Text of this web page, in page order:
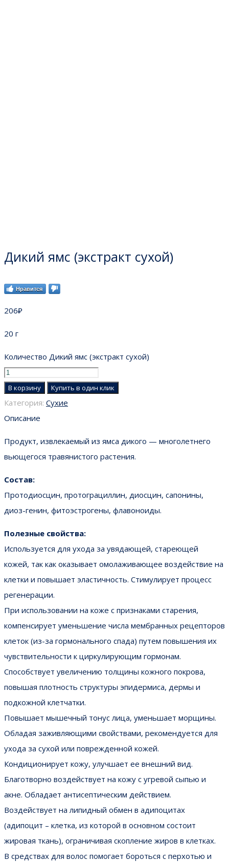
Дикий ямс (экстракт сухой)
Нравится
206₽
20 г
Количество Дикий ямс (экстракт сухой)
В корзину Купить в один клик
Категория: Сухие
Описание
Продукт, извлекаемый из ямса дикого — многолетнего
вьющегося травянистого растения.
Состав:
Протодиосцин, протограциллин, диосцин, сапонины,
диоз-генин, фитоэстрогены, флавоноиды.
Полезные свойства:
Используется для ухода за увядающей, стареющей
кожей, так как оказывает омолаживающее воздействие на
клетки и повышает эластичность. Стимулирует процесс
регенерации.
При использовании на коже с признаками старения,
компенсирует уменьшение числа мембранных рецепторов
клеток (из-за гормонального спада) путем повышения их
чувствительности к циркулирующим гормонам.
Способствует увеличению толщины кожного покрова,
повышая плотность структуры эпидермиса, дермы и
подкожной клетчатки.
Повышает мышечный тонус лица, уменьшает морщины.
Обладая заживляющими свойствами, рекомендуется для
ухода за сухой или поврежденной кожей.
Кондиционирует кожу, улучшает ее внешний вид.
Благотворно воздействует на кожу с угревой сыпью и
акне. Обладает антисептическим действием.
Воздействует на липидный обмен в адипоцитах
(адипоцит – клетка, из которой в основном состоит
жировая ткань), ограничивая скопление жиров в клетках.
В средствах для волос помогает бороться с перхотью и